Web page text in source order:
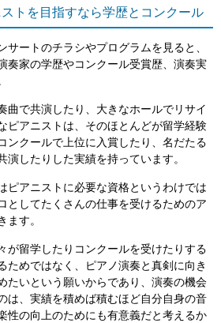
トを目指すなら学歴とコンクール
サートのチラシやプログラムを見ると、
奏家の学歴やコンクール受賞歴、演奏実
曲で共演したり、大きなホールでリサイ
ピアニストは、そのほとんどが留学経験
ンクールで上位に入賞したり、名だたる
演したりした実績を持っています。
ピアニストに必要な資格というわけでは
としてたくさんの仕事を受けるためのア
ます。
が留学したりコンクールを受けたりする
ためではなく、ピアノ演奏と真剣に向き
たいという願いからであり、演奏の機会
は、実績を積めば積むほど自分自身の音
性の向上のためにも有意義だと考えるか